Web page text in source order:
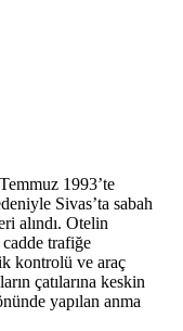
1993’te
Sivas’ta sabah
alındı. Otelin
trafiğe
kontrolü ve araç
çatılarına keskin
yapılan anma